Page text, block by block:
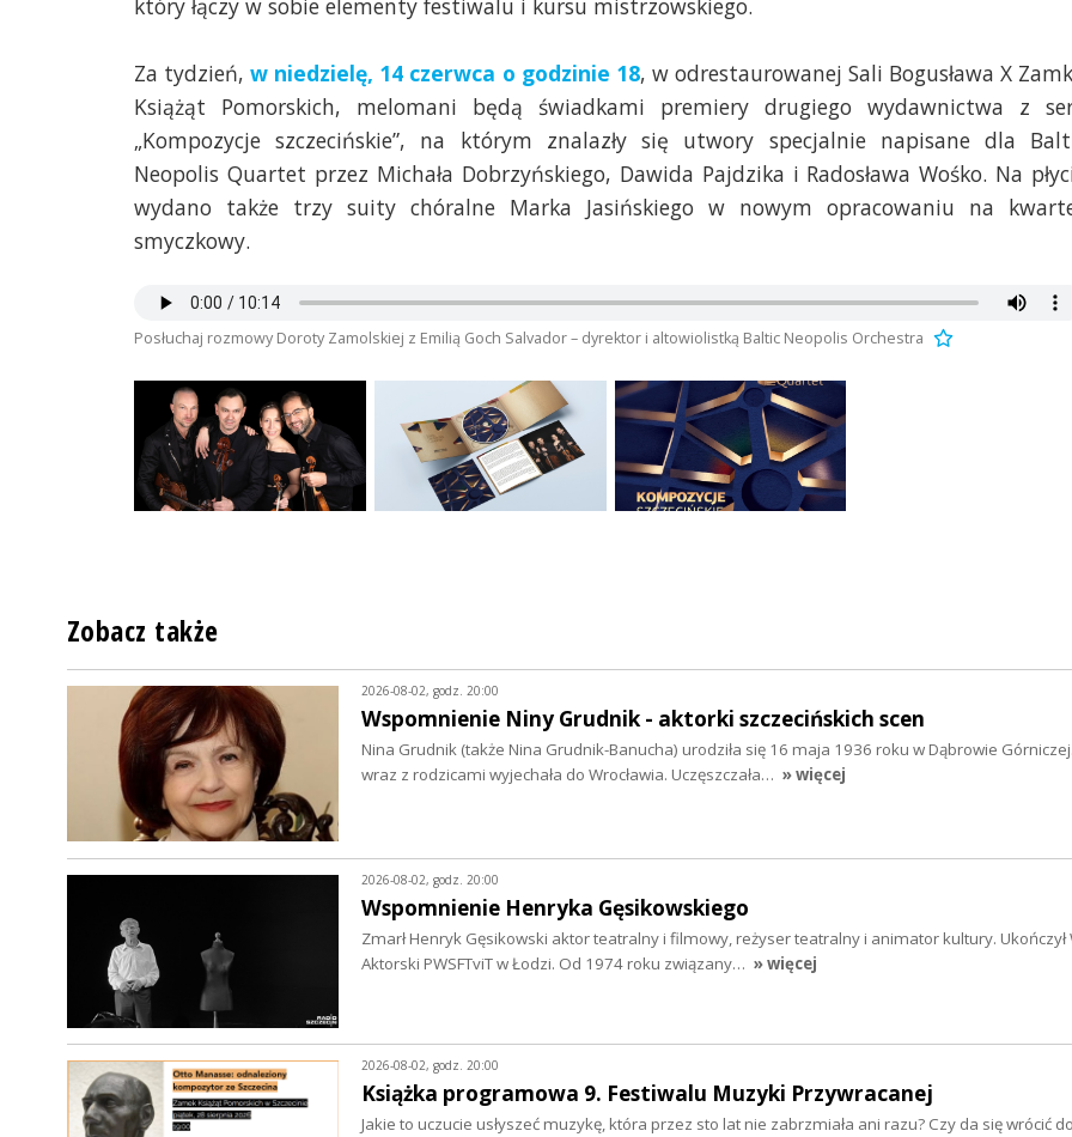
który łączy w sobie elementy festiwalu i kursu mistrzowskiego.
Za tydzień,w niedzielę, 14 czerwca o godzinie 18, w odrestaurowanej Sali Bogusława X
Książąt Pomorskich, melomani będą świadkami premiery drugiego wydawnictwa z
„Kompozycje szczecińskie”, na którym znalazły się utwory specjalnie napisane dla
Neopolis Quartet przez Michała Dobrzyńskiego, Dawida Pajdzika i Radosława Wośko. Na
wydano także trzy suity chóralne Marka Jasińskiego w nowym opracowaniu na
smyczkowy.
Posłuchaj rozmowy Doroty Zamolskiej z Emilią Goch Salvador – dyrektor i altowiolistką Baltic Neopolis Orchestra
Zobacz także
2026-08-02, godz. 20:00
Wspomnienie Niny Grudnik - aktorki szczecińskich scen
Nina Grudnik (także Nina Grudnik-Banucha) urodziła się 16 maja 1936 roku w Dąbrowie
wraz z rodzicami wyjechała do Wrocławia. Uczęszczała… » więcej
2026-08-02, godz. 20:00
Wspomnienie Henryka Gęsikowskiego
Zmarł Henryk Gęsikowski aktor teatralny i filmowy, reżyser teatralny i animator kultury. Ukończył
Aktorski PWSFTviT w Łodzi. Od 1974 roku związany… » więcej
2026-08-02, godz. 20:00
Książka programowa 9. Festiwalu Muzyki Przywracanej
Jakie to uczucie usłyszeć muzykę, która przez sto lat nie zabrzmiała ani razu? Czy da się wrócić